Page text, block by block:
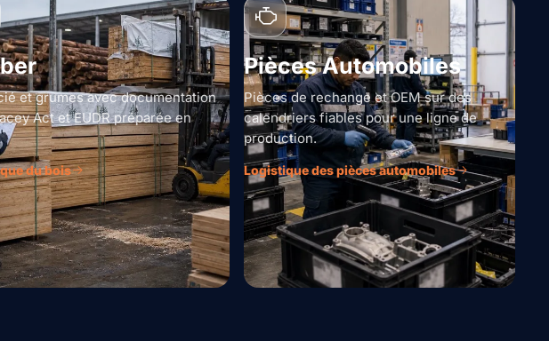
et grumes avec documentation
Act et EUDR préparée en
du bois
Pièces Automobiles
Pièces de rechange et OEM sur des
calendriers fiables pour une ligne de
production.
Logistique des pièces automobiles